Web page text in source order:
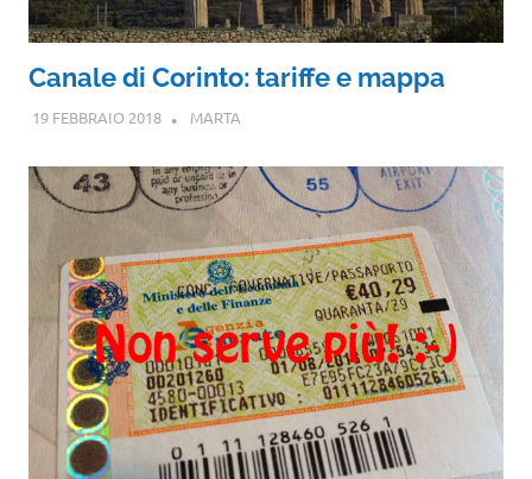
Canale di Corinto: tariffe e mappa
19 FEBBRAIO 2018 MARTA